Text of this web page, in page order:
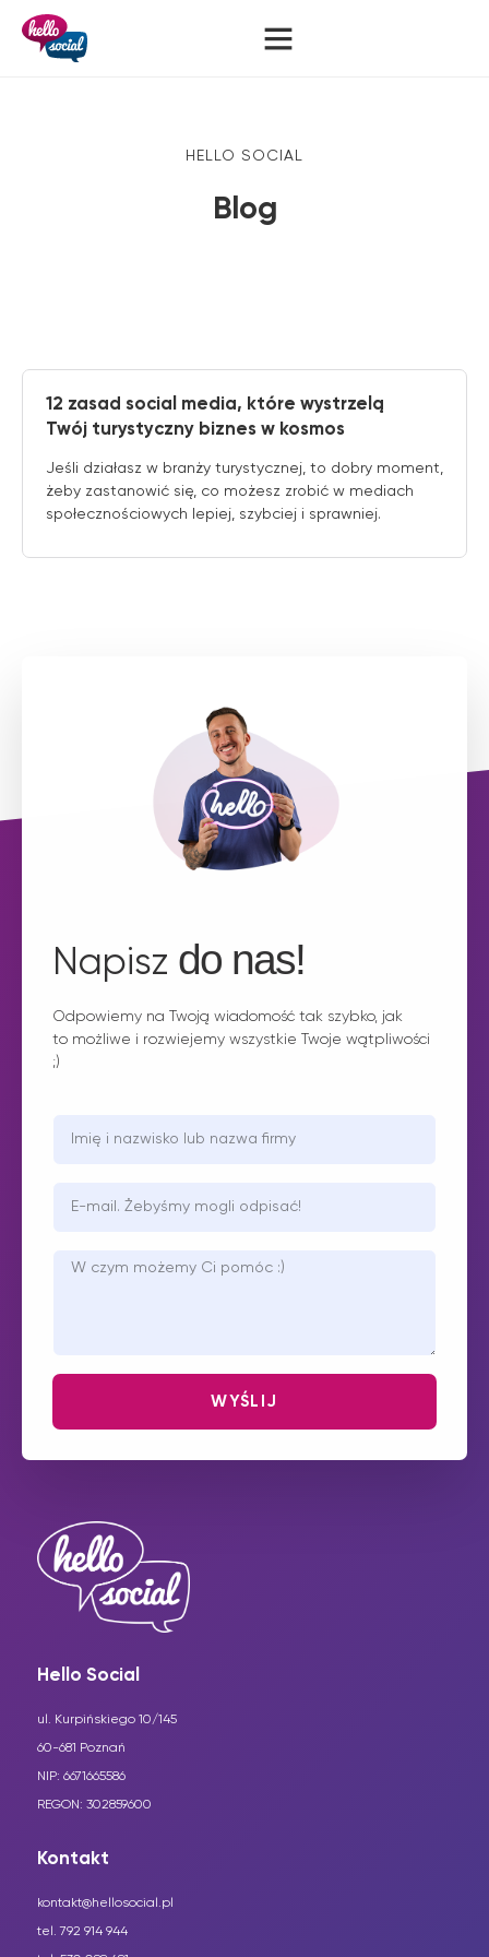
HELLO SOCIAL
Blog
12 zasad social media, które wystrzelą
Twój turystyczny biznes w kosmos
Jeśli działasz w branży turystycznej, to dobry moment,
żeby zastanowić się, co możesz zrobić w mediach
społecznościowych lepiej, szybciej i sprawniej.
Napisz do nas!
Odpowiemy na Twoją wiadomość tak szybko, jak
to możliwe i rozwiejemy wszystkie Twoje wątpliwości
;)
WYŚLIJ
Hello Social
ul. Kurpińskiego 10/145
60-681 Poznań
NIP: 6671665586
REGON: 302859600
Kontakt
kontakt@hellosocial.pl
tel. 792 914 944